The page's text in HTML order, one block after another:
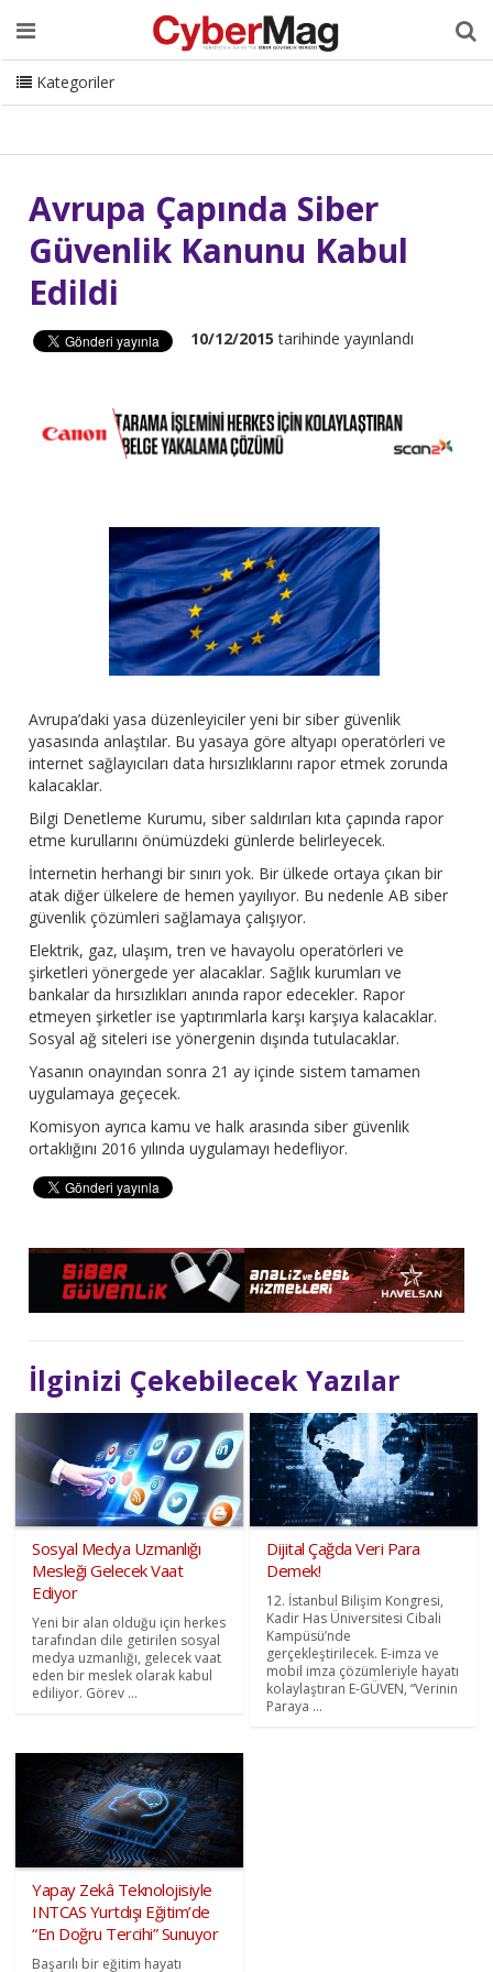
Ana Sayfa Hakkımızda Dergi Editörden
Danışmanlık
ISC Turkey Sizden Gelenler
İletişim
CyberMag Logo
Kategoriler
Avrupa Çapında Siber
Güvenlik Kanunu Kabul
Edildi
10/12/2015 tarihinde yayınlandı
Avrupa’daki yasa düzenleyiciler yeni bir siber güvenlik
yasasında anlaştılar. Bu yasaya göre altyapı operatörleri ve
internet sağlayıcıları data hırsızlıklarını rapor etmek zorunda
kalacaklar.
Bilgi Denetleme Kurumu, siber saldırıları kıta çapında rapor
etme kurullarını önümüzdeki günlerde belirleyecek.
İnternetin herhangi bir sınırı yok. Bir ülkede ortaya çıkan bir
atak diğer ülkelere de hemen yayılıyor. Bu nedenle AB siber
güvenlik çözümleri sağlamaya çalışıyor.
Elektrik, gaz, ulaşım, tren ve havayolu operatörleri ve
şirketleri yönergede yer alacaklar. Sağlık kurumları ve
bankalar da hırsızlıkları anında rapor edecekler. Rapor
etmeyen şirketler ise yaptırımlarla karşı karşıya kalacaklar.
Sosyal ağ siteleri ise yönergenin dışında tutulacaklar.
Yasanın onayından sonra 21 ay içinde sistem tamamen
uygulamaya geçecek.
Komisyon ayrıca kamu ve halk arasında siber güvenlik
ortaklığını 2016 yılında uygulamayı hedefliyor.
İlginizi Çekebilecek Yazılar
Sosyal Medya Uzmanlığı
Mesleği Gelecek Vaat
Ediyor
Yeni bir alan olduğu için herkes
tarafından dile getirilen sosyal
medya uzmanlığı, gelecek vaat
eden bir meslek olarak kabul
ediliyor. Görev ...
Dijital Çağda Veri Para
Demek!
12. İstanbul Bilişim Kongresi,
Kadir Has Üniversitesi Cibali
Kampüsü’nde
gerçekleştirilecek. E-imza ve
mobil imza çözümleriyle hayatı
kolaylaştıran E-GÜVEN, “Verinin
Paraya ...
Yapay Zekâ Teknolojisiyle
INTCAS Yurtdışı Eğitim’de
“En Doğru Tercihi” Sunuyor
Başarılı bir eğitim hayatı